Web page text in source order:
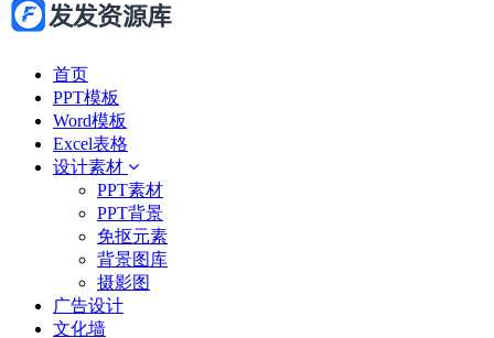
首页
PPT模板
Word模板
Excel表格
设计素材
PPT素材
PPT背景
免抠元素
背景图库
摄影图
广告设计
文化墙